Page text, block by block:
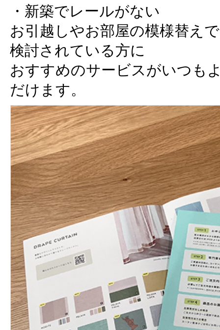
・新築でレールがない
お引越しやお部屋の模様替え
検討されている方に
おすすめのサービスがいつも
だけます。